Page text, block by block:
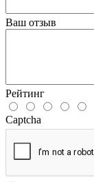
Ваш отзыв
Рейтинг
Captcha